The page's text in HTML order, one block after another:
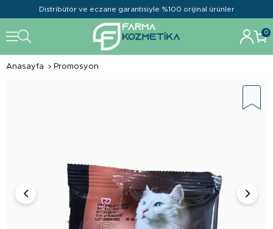
Distribütör ve eczane garantisiyle %100 orijinal ürünler
0
Anasayfa Promosyon